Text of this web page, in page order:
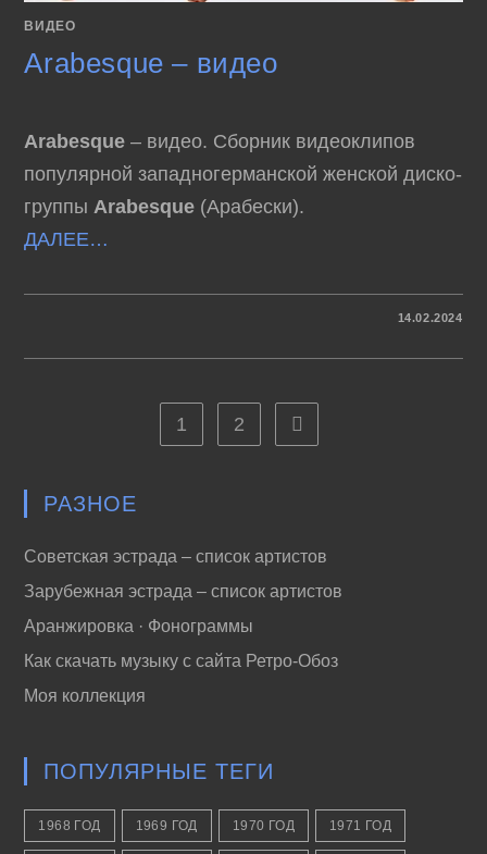
ВИДЕО
Arabesque – видео
Arabesque – видео. Сборник видеоклипов
популярной западногерманской женской диско-
группы Arabesque (Арабески).
ДАЛЕЕ…
–
14.02.2024
1 2
РАЗНОЕ
Советская эстрада – список артистов
Зарубежная эстрада – список артистов
Аранжировка · Фонограммы
Как скачать музыку с сайта Ретро-Обоз
Моя коллекция
ПОПУЛЯРНЫЕ ТЕГИ
1968 ГОД 1969 ГОД 1970 ГОД 1971 ГОД